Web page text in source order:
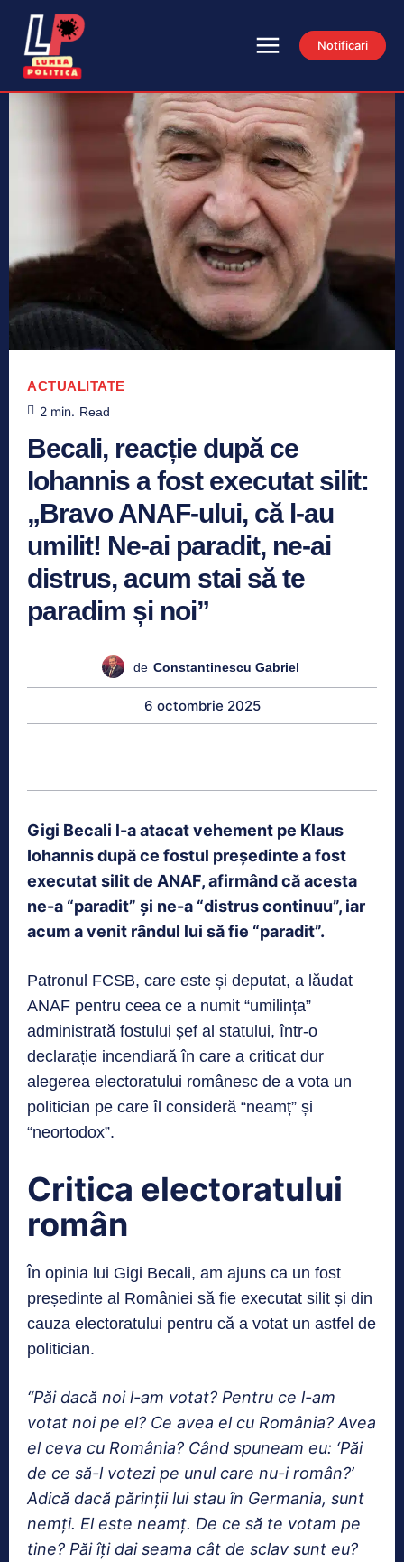
Notificari
ACTUALITATE
2 min. Read
Becali, reacție după ce
Iohannis a fost executat silit:
„Bravo ANAF-ului, că l-au
umilit! Ne-ai paradit, ne-ai
distrus, acum stai să te
paradim și noi”
de Constantinescu Gabriel
6 octombrie 2025
Gigi Becali l-a atacat vehement pe Klaus
Iohannis după ce fostul președinte a fost
executat silit de ANAF, afirmând că acesta
ne-a “paradit” și ne-a “distrus continuu”, iar
acum a venit rândul lui să fie “paradit”.
Patronul FCSB, care este și deputat, a lăudat
ANAF pentru ceea ce a numit “umilința”
administrată fostului șef al statului, într-o
declarație incendiară în care a criticat dur
alegerea electoratului românesc de a vota un
politician pe care îl consideră “neamț” și
“neortodox”.
Critica electoratului
român
În opinia lui Gigi Becali, am ajuns ca un fost
președinte al României să fie executat silit și din
cauza electoratului pentru că a votat un astfel de
politician.
“Păi dacă noi l-am votat? Pentru ce l-am
votat noi pe el? Ce avea el cu România? Avea
el ceva cu România? Când spuneam eu: ‘Păi
de ce să-l votezi pe unul care nu-i român?’
Adică dacă părinții lui stau în Germania, sunt
nemți. El este neamț. De ce să te votam pe
tine? Păi îți dai seama cât de sclav sunt eu?